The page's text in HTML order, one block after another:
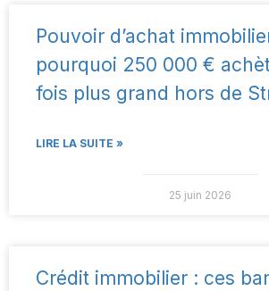
Pouvoir d’achat
pourquoi 250 000 €
fois plus grand hors de
LIRE LA SUITE »
25 juin 2026
Crédit immobilier : ces